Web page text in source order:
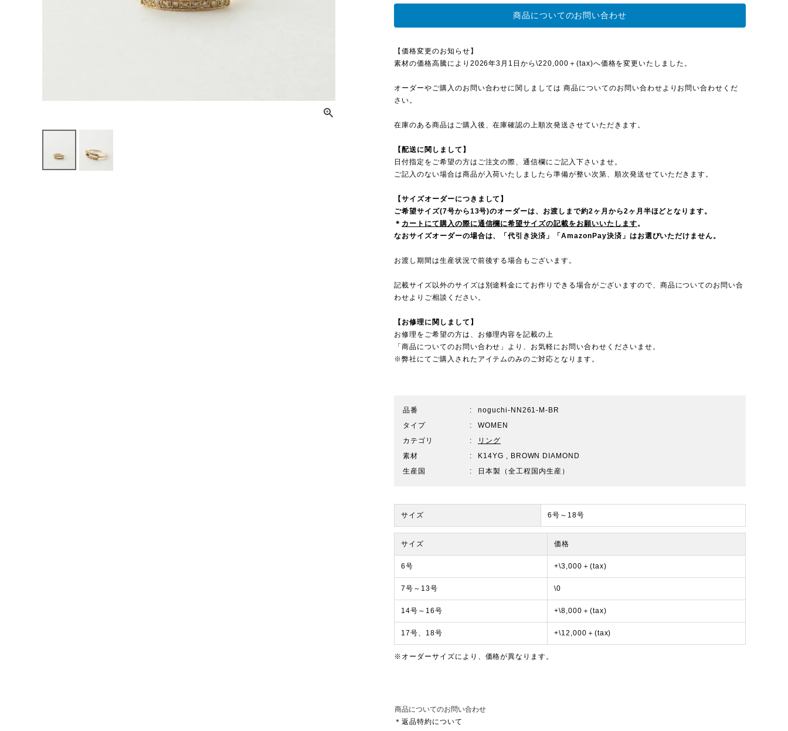
商品についてのお問い合わせ
【価格変更のお知らせ】
素材の価格高騰により2026年3月1日から\220,000＋(tax)へ価格を変更いたしました。
オーダーやご購入のお問い合わせに関しましては 商品についてのお問い合わせよりお問い合わせくだ
さい。
在庫のある商品はご購入後、在庫確認の上順次発送させていただきます。
【配送に関しまして】
日付指定をご希望の方はご注文の際、通信欄にご記入下さいませ。
ご記入のない場合は商品が入荷いたしましたら準備が整い次第、順次発送せていただきます。
【サイズオーダーにつきまして】
ご希望サイズ(7号から13号)のオーダーは、お渡しまで約2ヶ月から2ヶ月半ほどとなります。
＊ カートにて購入の際に通信欄に希望サイズの記載をお願いいたします。
なおサイズオーダーの場合は、「代引き決済」「AmazonPay決済」はお選びいただけません。
お渡し期間は生産状況で前後する場合もございます。
記載サイズ以外のサイズは別途料金にてお作りできる場合がございますので、 商品についてのお問い合
わせ よりご相談ください。
【お修理に関しまして】
お修理をご希望の方は、お修理内容を記載の上
「商品についてのお問い合わせ」より、お気軽にお問い合わせくださいませ。
※弊社にてご購入されたアイテムのみのご対応となります。
品番
noguchi-NN261-M-BR
タイプ
WOMEN
カテゴリ
リング
素材
K14YG , BROWN DIAMOND
生産国
日本製（全工程国内生産）
サイズ 6号～18号
サイズ 価格
6号 +\3,000＋(tax)
7号～13号 \0
14号～16号 +\8,000＋(tax)
17号、18号 +\12,000＋(tax)
※オーダーサイズにより、価格が異なります。
商品についてのお問い合わせ
＊返品特約について